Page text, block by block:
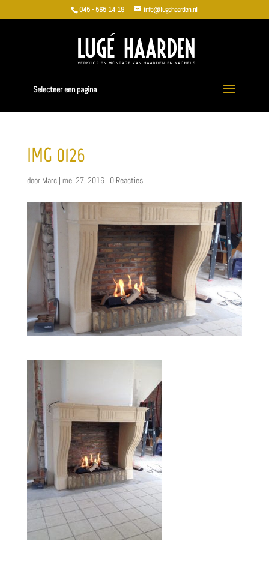
045 - 565 14 19 info@lugehaarden.nl
Selecteer een pagina
IMG_0126
door Marc| mei 27, 2016| 0 Reacties